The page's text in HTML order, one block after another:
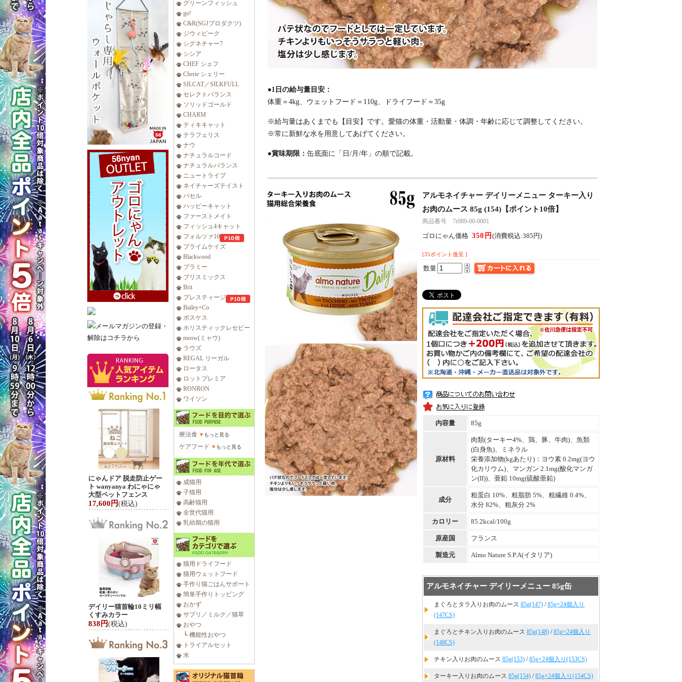
にゃんドア 脱走防止ゲー
ト wanyanya わにゃにゃ
大型ペットフェンス
17,600円(税込)
デイリー猫首輪10ミリ幅
くすみカラー
838円(税込)
グリーンフィッシュ
go!
C&R(SGJプロダクツ)
ジウィピーク
シグネチャー7
シシア
CHEF シェフ
Cherie シェリー
SILCAT／SILKFULL
セレクトバランス
ソリッドゴールド
CHARM
ティキキャット
テラフェリス
ナウ
ナチュラルコード
ナチュラルバランス
ニュートライプ
ネイチャーズテイスト
バセル
ハッピーキャット
ファーストメイト
フィッシュ4キャット
フォルツァ10
プライムケイズ
Blackwood
プラミー
ブリスミックス
Brit
プレスティージ
Bailey+Co
ボスケス
ホリスティックレセピー
meow(ミャウ)
ラウズ
REGAL リーガル
ロータス
ロットプレミア
RONRON
ワイソン
療法食 ▼ もっと見る
ケアフード ▼ もっと見る
成猫用
子猫用
高齢猫用
全世代猫用
乳幼期の猫用
猫用ドライフード
猫用ウェットフード
手作り猫ごはんサポート
簡単手作りトッピング
おかず
サプリ／ミルク／猫草
おやつ
└ 機能性おやつ
トライアルセット
水
●1日の給与量目安：
体重＝4kg、ウェットフード＝110g、ドライフード＝35g
※給与量はあくまでも【目安】です。愛猫の体重・活動量・体調・年齢に応じて調整してください。
※常に新鮮な水を用意してあげてください。
●賞味期限： 缶底面に「日/月/年」の順で記載。
アルモネイチャー デイリーメニュー ターキー入り
お肉のムース 85g (154)【ポイント10倍】
商品番号 7r089-00-0001
ゴロにゃん価格 350円(消費税込:385円)
[35ポイント進呈 ]
数量
内容量 85g
原材料
肉類(ターキー4%、鶏、豚、牛肉)、魚類
(白身魚)、ミネラル
栄養添加物(kgあたり)：ヨウ素 0.2mg(ヨウ
化カリウム)、マンガン 2.1mg(酸化マンガ
ン(II))、亜鉛 10mg(硫酸亜鉛)
成分
粗蛋白 10%、粗脂肪 5%、粗繊維 0.4%、
水分 82%、粗灰分 2%
カロリー 85.2kcal/100g
原産国 フランス
製造元 Almo Nature S.P.A(イタリア)
アルモネイチャー デイリーメニュー 85g缶
まぐろとタラ入りお肉のムース 85g(147) /85g×24個入り
(147CS)
まぐろとチキン入りお肉のムース 85g(148) /85g×24個入り
(148CS)
チキン入りお肉のムース 85g(153) /85g×24個入り(153CS)
ターキー入りお肉のムース 85g(154) /85g×24個入り(154CS)